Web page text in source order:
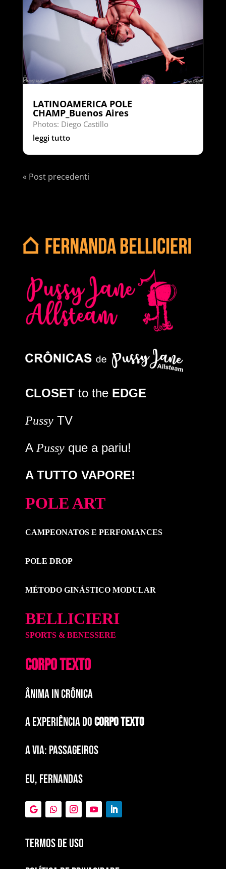
LATINOAMERICA POLE
CHAMP_Buenos Aires
Photos: Diego Castillo
leggi tutto
« Post precedenti
CLOSET to the EDGE
Pussy TV
A Pussy que a pariu!
A TUTTO VAPORE!
POLE ART
CAMPEONATOS E PERFOMANCES
POLE DROP
MÉTODO GINÁSTICO MODULAR
BELLICIERI
SPORTS & BENESSERE
CORPO TEXTO
ÂNIMA IN CRÔNICA
A EXPERIÊNCIA DOCORPO TEXTO
a via: paSSAGEIROS
EU, FERNANDAS
Termos de Uso